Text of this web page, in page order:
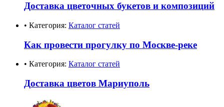
Доставка цветочных букетов и композиций
• Категория: Каталог статей
Как провести прогулку по Москве-реке
• Категория: Каталог статей
Доставка цветов Мариуполь